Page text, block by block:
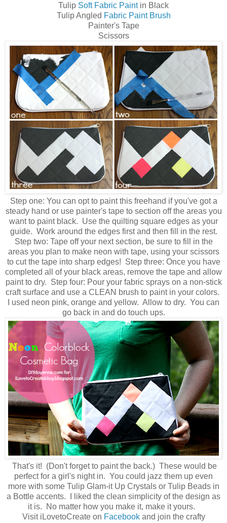
Tulip Soft Fabric Paintin Black
Tulip Angled Fabric Paint Brush
Painter's Tape
Scissors
Step one: You can opt to paint this freehand if you've got a
steady hand or use painter's tape to section off the areas you
want to paint black. Use the quilting square edges as your
guide. Work around the edges first and then fill in the rest.
Step two: Tape off your next section, be sure to fill in the
areas you plan to make neon with tape, using your scissors
to cut the tape into sharp edges! Step three: Once you have
completed all of your black areas, remove the tape and allow
paint to dry. Step four: Pour your fabric sprays on a non-stick
craft surface and use a CLEAN brush to paint in your colors.
I used neon pink, orange and yellow. Allow to dry. You can
go back in and do touch ups.
That's it! (Don't forget to paint the back.) These would be
perfect for a girl's night in. You could jazz them up even
more with some Tulip Glam-it Up Crystals or Tulip Beads in
a Bottle accents. I liked the clean simplicity of the design as
it is. No matter how you make it, make it yours.
Visit iLovetoCreate on Facebook and join the crafty